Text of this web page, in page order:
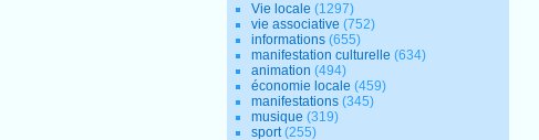
Vie locale (1297)
vie associative (752)
informations (655)
manifestation culturelle (634)
animation (494)
économie locale (459)
manifestations (345)
musique (319)
sport(255)